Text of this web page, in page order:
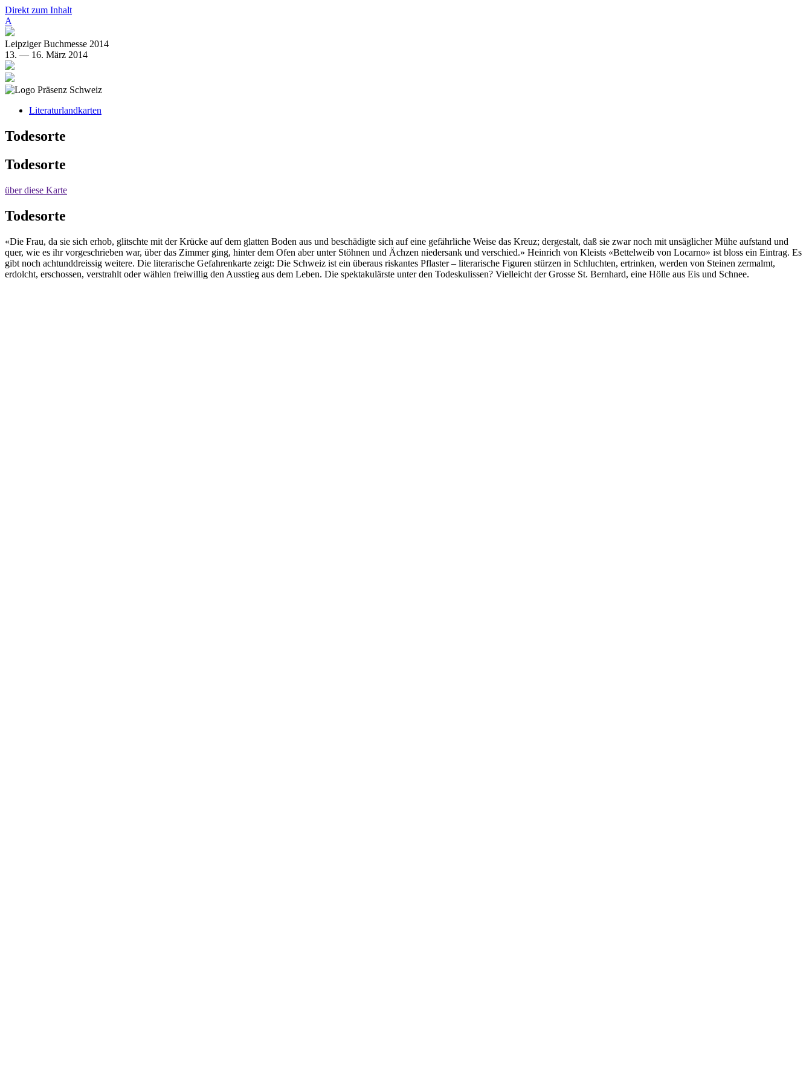
Direkt zum Inhalt
A
Leipziger Buchmesse 2014
13. — 16. März 2014
Literaturlandkarten
Todesorte
Todesorte
über diese Karte
Todesorte
«Die Frau, da sie sich erhob, glitschte mit der Krücke auf dem glatten Boden aus und beschädigte sich auf eine gefährliche Weise das Kreuz; dergestalt, daß sie zwar noch mit unsäglicher Mühe aufstand und
quer, wie es ihr vorgeschrieben war, über das Zimmer ging, hinter dem Ofen aber unter Stöhnen und Ächzen niedersank und verschied.» Heinrich von Kleists «Bettelweib von Locarno» ist bloss ein Eintrag. Es
gibt noch achtunddreissig weitere. Die literarische Gefahrenkarte zeigt: Die Schweiz ist ein überaus riskantes Pflaster – literarische Figuren stürzen in Schluchten, ertrinken, werden von Steinen zermalmt,
erdolcht, erschossen, verstrahlt oder wählen freiwillig den Ausstieg aus dem Leben. Die spektakulärste unter den Todeskulissen? Vielleicht der Grosse St. Bernhard, eine Hölle aus Eis und Schnee.